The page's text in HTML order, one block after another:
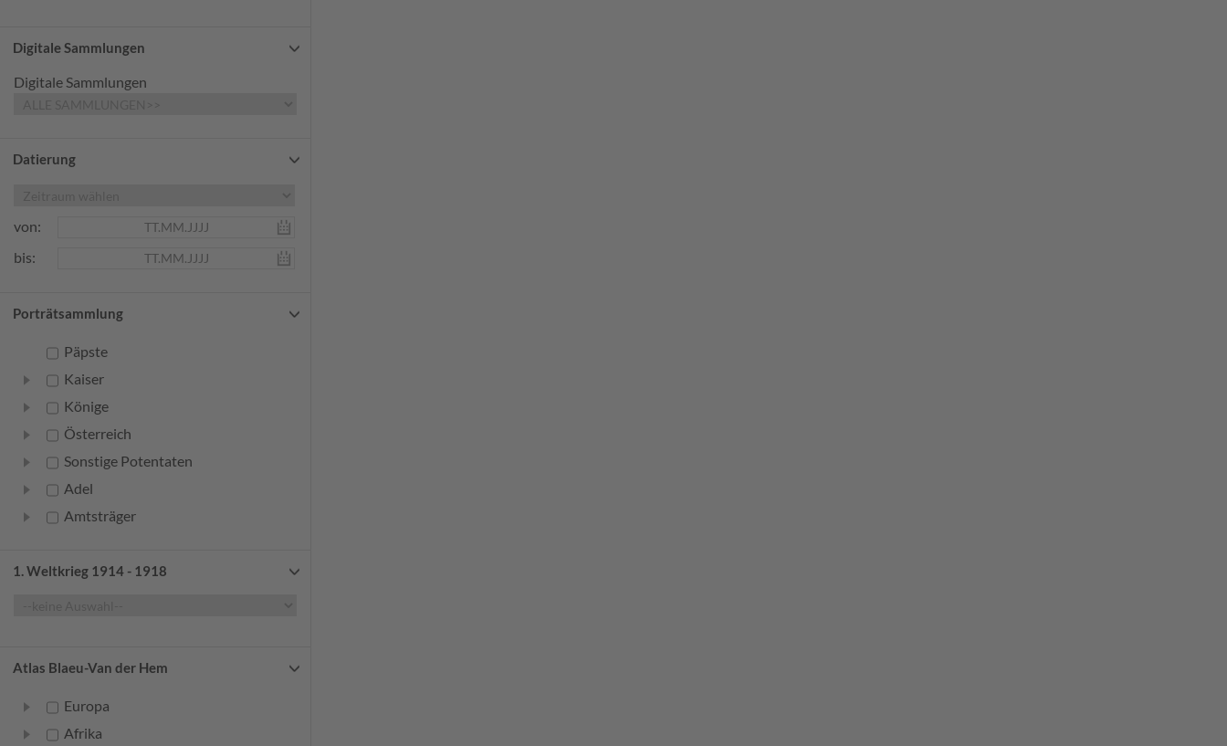
Digitale Sammlungen
Digitale Sammlungen
Datierung
von:
bis:
Porträtsammlung
Päpste
Kaiser
Könige
Österreich
Sonstige Potentaten
Adel
Amtsträger
Frauen
Geistliche
Randgruppen
Weitere
1. Weltkrieg 1914 - 1918
Atlas Blaeu-Van der Hem
Europa
Afrika